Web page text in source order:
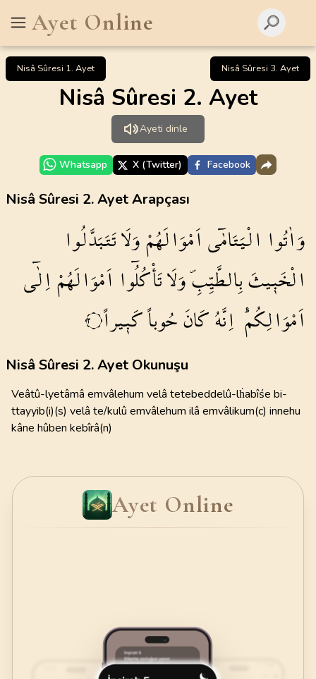
Ayet Online
Nisâ Sûresi 1. Ayet Nisâ Sûresi 3. Ayet
Nisâ Sûresi 2. Ayet
Ayeti dinle
Whatsapp X (Twitter) Facebook
Nisâ Sûresi 2. Ayet Arapçası
وَاٰتُوا الْيَتَامٰٓىاَمْوَالَهُمْوَلَاتَتَبَدَّلُوا
الْخَب۪يثَبِالطَّيِّبِۖوَلَاتَأْكُلُٓوا اَمْوَالَهُمْاِلٰٓى
اَمْوَالِكُمْۜ اِنَّهُكَانَحُوباًكَب۪يراً ٢
Nisâ Sûresi 2. Ayet Okunuşu
Veâtû-lyetâmâ emvâlehum velâ tetebeddelû-lḣabîśe bi-
ttayyib(i)(s) velâ te/kulû emvâlehum ilâ emvâlikum(c) innehu
kâne hûben kebîrâ(n)
Ayet Online